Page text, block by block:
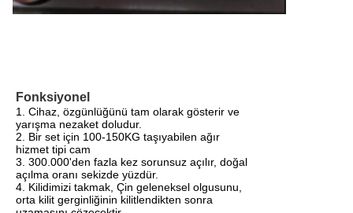
Fonksiyonel
1. Cihaz, özgünlüğünü tam olarak gösterir ve
yarışma nezaket doludur.
2. Bir set için 100-150KG taşıyabilen ağır
hizmet tipi cam
3. 300.000'den fazla kez sorunsuz açılır, doğal
açılma oranı sekizde yüzdür.
4. Kilidimizi takmak, Çin geleneksel olgusunu,
orta kilit gerginliğinin kilitlendikten sonra